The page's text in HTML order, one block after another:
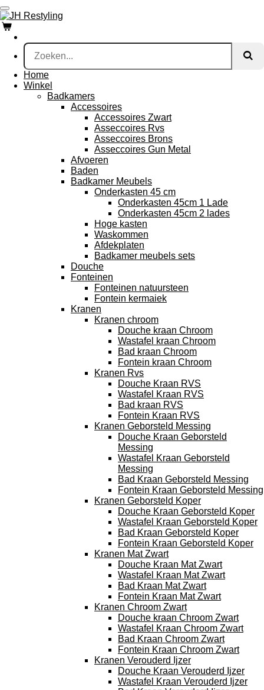
Ga
direct
naar
de
hoofdinhoud
Home
Winkel
Badkamers
Accessoires
Accessoires Zwart
Asseccoires Rvs
Asseccoires Brons
Asseccoires Gun Metal
Afvoeren
Baden
Badkamer Meubels
Onderkasten 45 cm
Onderkasten 45cm 1 Lade
Onderkasten 45cm 2 lades
Hoge kasten
Waskommen
Afdekplaten
Badkamer meubels sets
Douche
Fonteinen
Fonteinen natuursteen
Fontein kermaiek
Kranen
Kranen chroom
Douche kraan Chroom
Wastafel kraan Chroom
Bad kraan Chroom
Fontein kraan Chroom
Kranen Rvs
Douche Kraan RVS
Wastafel Kraan RVS
Bad kraan RVS
Fontein Kraan RVS
Kranen Geborsteld Messing
Douche Kraan Geborsteld
Messing
Wastafel Kraan Geborsteld
Messing
Bad Kraan Geborsteld Messing
Fontein Kraan Geborsteld Messing
Kranen Geborsteld Koper
Douche Kraan Geborsteld Koper
Wastafel Kraan Geborsteld Koper
Bad Kraan Geborsteld Koper
Fontein Kraan Geborsteld Koper
Kranen Mat Zwart
Douche Kraan Mat Zwart
Wastafel Kraan Mat Zwart
Bad Kraan Mat Zwart
Fontein Kraan Mat Zwart
Kranen Chroom Zwart
Douche kraan Chroom Zwart
Wastafel Kraan Chroom Zwart
Bad Kraan Chroom Zwart
Fontein Kraan Chroom Zwart
Kranen Verouderd Ijzer
Douche Kraan Verouderd Ijzer
Wastafel Kraan Verouderd Ijzer